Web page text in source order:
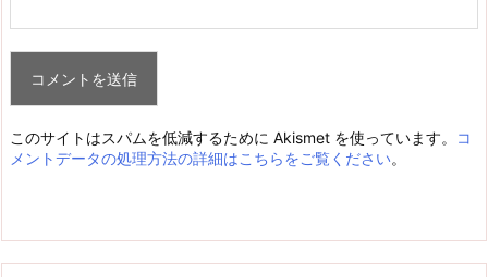
このサイトはスパムを低減するために Akismet を使っています。
コ
メントデータの処理方法の詳細はこちらをご覧ください。